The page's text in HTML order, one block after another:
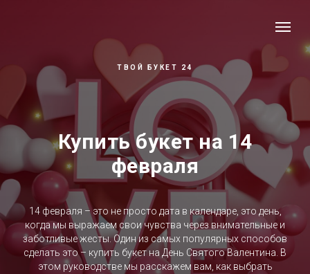
ТВОЙ БУКЕТ 24
Купить букет на 14
февраля
14 февраля – это не просто дата в календаре, это день,
когда мы выражаем свои чувства через внимательные и
заботливые жесты. Один из самых популярных способов
сделать это – купить букет на День Святого Валентина. В
этом руководстве мы расскажем вам, как выбрать